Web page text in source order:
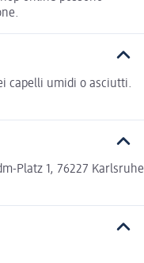
capelli umidi o asciutti.
Platz 1, 76227 Karlsruhe